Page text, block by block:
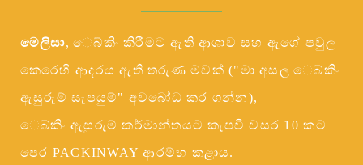
මෙලිසා, ෙබ්කිං කිරීමට ඇති ආශාව සහ ඇගේ පවුල
කෙරෙහි ආදරය ඇති තරුණ මවක් ("මා අසල ෙබ්කිං
ඇසුරුම් සැපයුම්" අවබෝධ කර ගන්න),
ෙබ්කිං ඇසුරුම් කර්මාන්තයට කැපවී වසර 10 කට
පෙර PACKINWAY ආරම්භ කළාය.